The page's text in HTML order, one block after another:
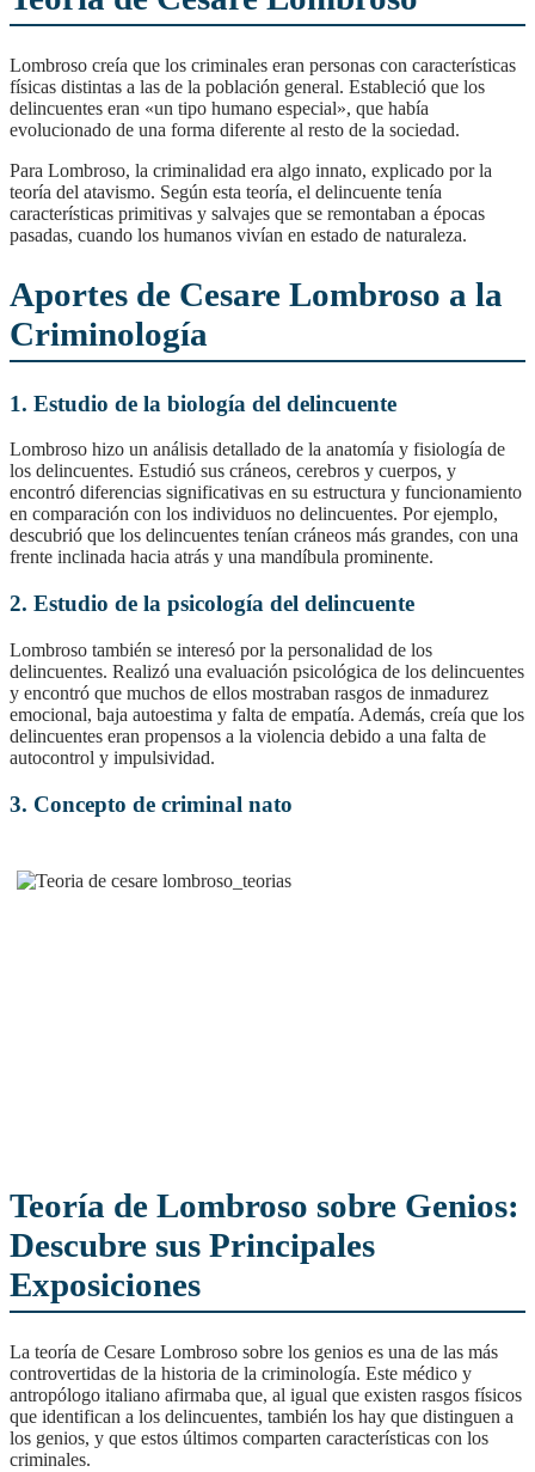
Lombroso creía que los criminales eran personas con características
físicas distintas a las de la población general. Estableció que los
delincuentes eran «un tipo humano especial», que había
evolucionado de una forma diferente al resto de la sociedad.
Para Lombroso, la criminalidad era algo innato, explicado por la
teoría del atavismo. Según esta teoría, el delincuente tenía
características primitivas y salvajes que se remontaban a épocas
pasadas, cuando los humanos vivían en estado de naturaleza.
Aportes de Cesare Lombroso a la
Criminología
1. Estudio de la biología del delincuente
Lombroso hizo un análisis detallado de la anatomía y fisiología de
los delincuentes. Estudió sus cráneos, cerebros y cuerpos, y
encontró diferencias significativas en su estructura y funcionamiento
en comparación con los individuos no delincuentes. Por ejemplo,
descubrió que los delincuentes tenían cráneos más grandes, con una
frente inclinada hacia atrás y una mandíbula prominente.
2. Estudio de la psicología del delincuente
Lombroso también se interesó por la personalidad de los
delincuentes. Realizó una evaluación psicológica de los delincuentes
y encontró que muchos de ellos mostraban rasgos de inmadurez
emocional, baja autoestima y falta de empatía. Además, creía que los
delincuentes eran propensos a la violencia debido a una falta de
autocontrol y impulsividad.
3. Concepto de criminal nato
Teoría de Lombroso sobre Genios:
Descubre sus Principales
Exposiciones
La teoría de Cesare Lombroso sobre los genios es una de las más
controvertidas de la historia de la criminología. Este médico y
antropólogo italiano afirmaba que, al igual que existen rasgos físicos
que identifican a los delincuentes, también los hay que distinguen a
los genios, y que estos últimos comparten características con los
criminales.